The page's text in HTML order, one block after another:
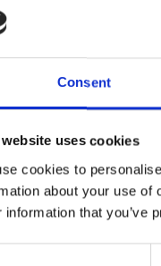
Consent
uses cookies
cookies to
about your use of
information that you’ve
Detaily